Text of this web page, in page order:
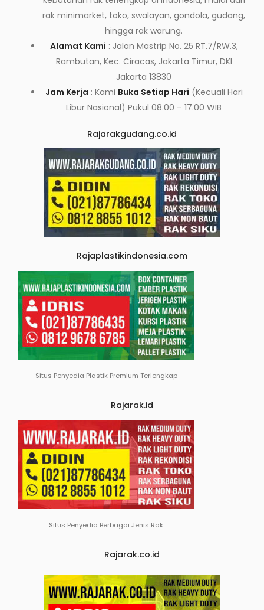
rak minimarket, toko, swalayan, gondola, gudang,
hingga rak warung.
Alamat Kami : Jalan Mastrip No. 25 RT.7/RW.3,
Rambutan, Kec. Ciracas, Jakarta Timur, DKI
Jakarta 13830
Jam Kerja : Kami Buka Setiap Hari (Kecuali Hari
Libur Nasional) Pukul 08.00 – 17.00 WIB
Rajarakgudang.co.id
Rajaplastikindonesia.com
Situs Penyedia Plastik Premium Terlengkap
Rajarak.id
Situs Penyedia Berbagai Jenis Rak
Rajarak.co.id